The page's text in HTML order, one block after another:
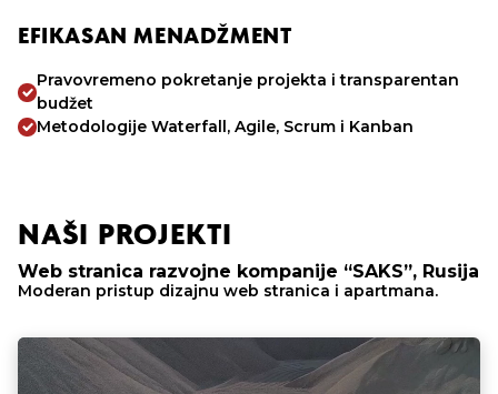
EFIKASAN MENADŽMENT
Pravovremeno pokretanje projekta i transparentan
budžet
Metodologije Waterfall, Agile, Scrum i Kanban
NAŠI PROJEKTI
Web stranica razvojne kompanije “SAKS”, Rusija
Moderan pristup dizajnu web stranica i apartmana.